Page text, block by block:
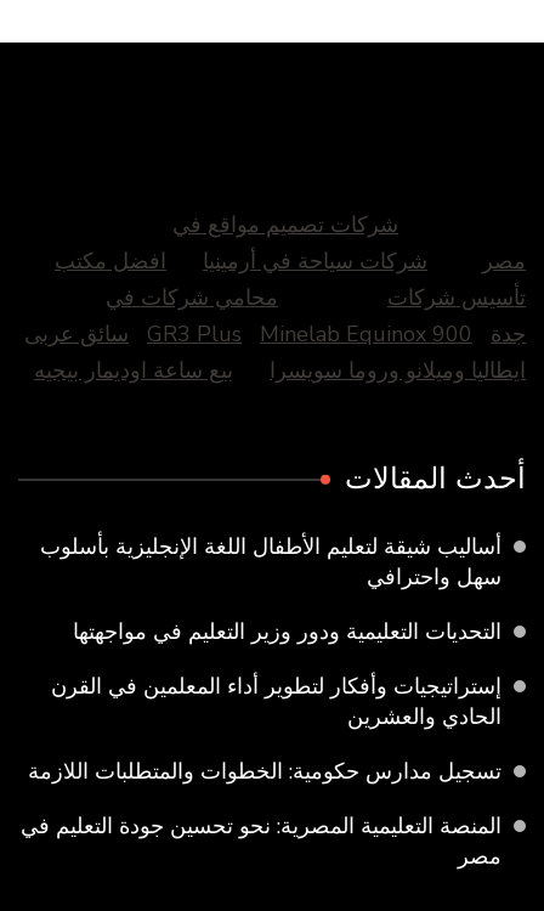
شركات تصميم مواقع في
مصر
شركات سياحة في أرمينيا
افضل مكتب
تأسيس شركات
محامي شركات في
جدة
GR3 Plus Minelab Equinox 900
سائق عربى
ايطاليا وميلانو وروما سويسرا
بيع ساعة اوديمار بيجيه
أحدث المقالات
أساليب شيقة لتعليم الأطفال اللغة الإنجليزية بأسلوب
سهل واحترافي
التحديات التعليمية ودور وزير التعليم في مواجهتها
إستراتيجيات وأفكار لتطوير أداء المعلمين في القرن
الحادي والعشرين
تسجيل مدارس حكومية: الخطوات والمتطلبات اللازمة
المنصة التعليمية المصرية: نحو تحسين جودة التعليم في
مصر